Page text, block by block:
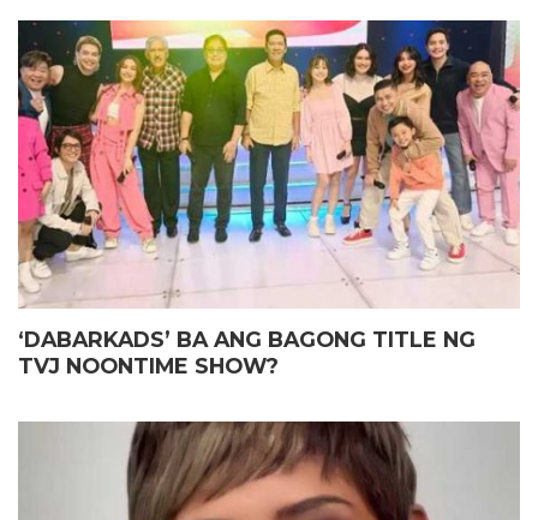
‘DABARKADS’ BA ANG BAGONG TITLE NG
TVJ NOONTIME SHOW?